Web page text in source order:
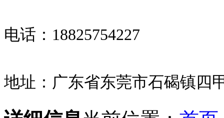
电话：18825754227
地址：广东省东莞市石碣镇四